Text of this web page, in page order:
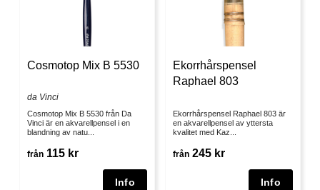
Cosmotop Mix B 5530
da Vinci
Cosmotop Mix B 5530 från Da
Vinci är en akvarellpensel i en
blandning av natu...
från 115 kr
Ekorrhårspensel
Raphael 803
Ekorrhårspensel Raphael 803 är
en akvarellpensel av yttersta
kvalitet med Kaz...
från 245 kr